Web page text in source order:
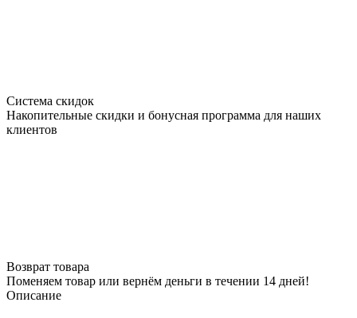
Система скидок
Накопительные скидки и бонусная программа для наших
клиентов
Возврат товара
Поменяем товар или вернём деньги в течении 14 дней!
Описание